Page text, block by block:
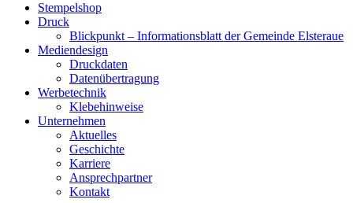
Stempelshop
Druck
Blickpunkt – Informationsblatt der Gemeinde Elsteraue
Mediendesign
Druckdaten
Datenübertragung
Werbetechnik
Klebehinweise
Unternehmen
Aktuelles
Geschichte
Karriere
Ansprechpartner
Kontakt